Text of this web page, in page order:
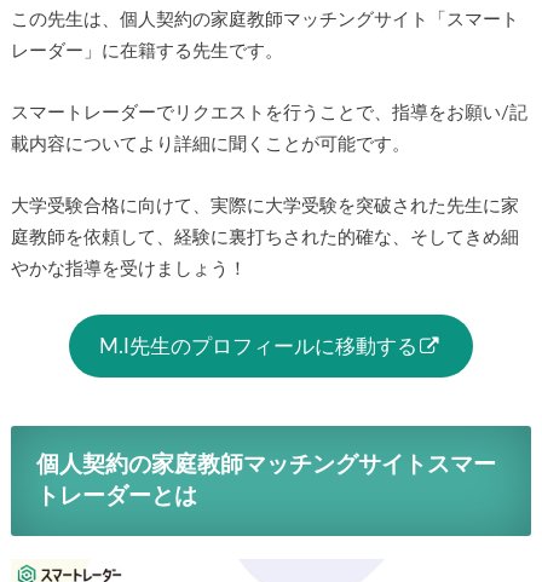
この先生は、個人契約の家庭教師マッチングサイト「スマート
レーダー」に在籍する先生です。
スマートレーダーでリクエストを行うことで、指導をお願い/記
載内容についてより詳細に聞くことが可能です。
大学受験合格に向けて、実際に大学受験を突破された先生に家
庭教師を依頼して、経験に裏打ちされた的確な、そしてきめ細
やかな指導を受けましょう！
M.I先生のプロフィールに移動する
個人契約の家庭教師マッチングサイトスマー
トレーダーとは